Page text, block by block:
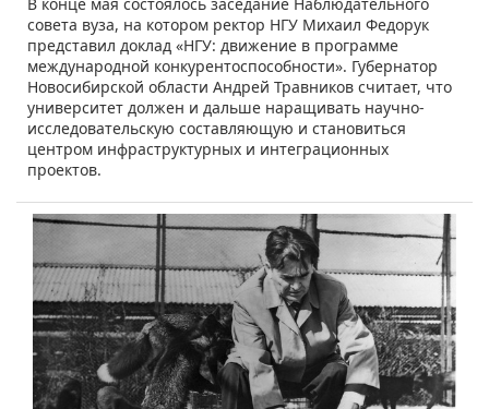
совета вуза, на котором ректор НГУ Михаил Федорук
представил доклад «НГУ: движение в программе
международной конкурентоспособности». Губернатор
Новосибирской области Андрей Травников считает, что
университет должен и дальше наращивать научно-
исследовательскую составляющую и становиться
центром инфраструктурных и интеграционных
проектов.